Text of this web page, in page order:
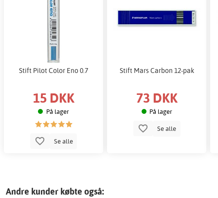
Stift Pilot Color Eno 0.7
15 DKK
På lager
Se alle
Stift Mars Carbon 12-pak
73 DKK
På lager
Se alle
Andre kunder købte også: